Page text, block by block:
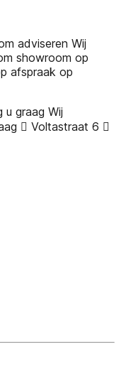
adviseren Wij
showroom op
afspraak op
u graag Wij
 Voltastraat 6 